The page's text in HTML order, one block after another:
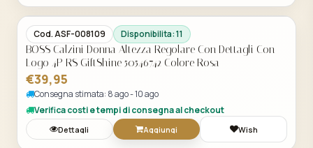
Cod. ASF-008109 Disponibilita: 11
BOSS Calzini Donna Altezza Regolare Con Dettagli Con
Logo 4P RS GiftShine 50546742 Colore Rosa
€39,95
Consegna stimata: 8 ago - 10 ago
Verifica costi e tempi di consegna al checkout
Dettagli Aggiungi Wish
Acquisto Veloce